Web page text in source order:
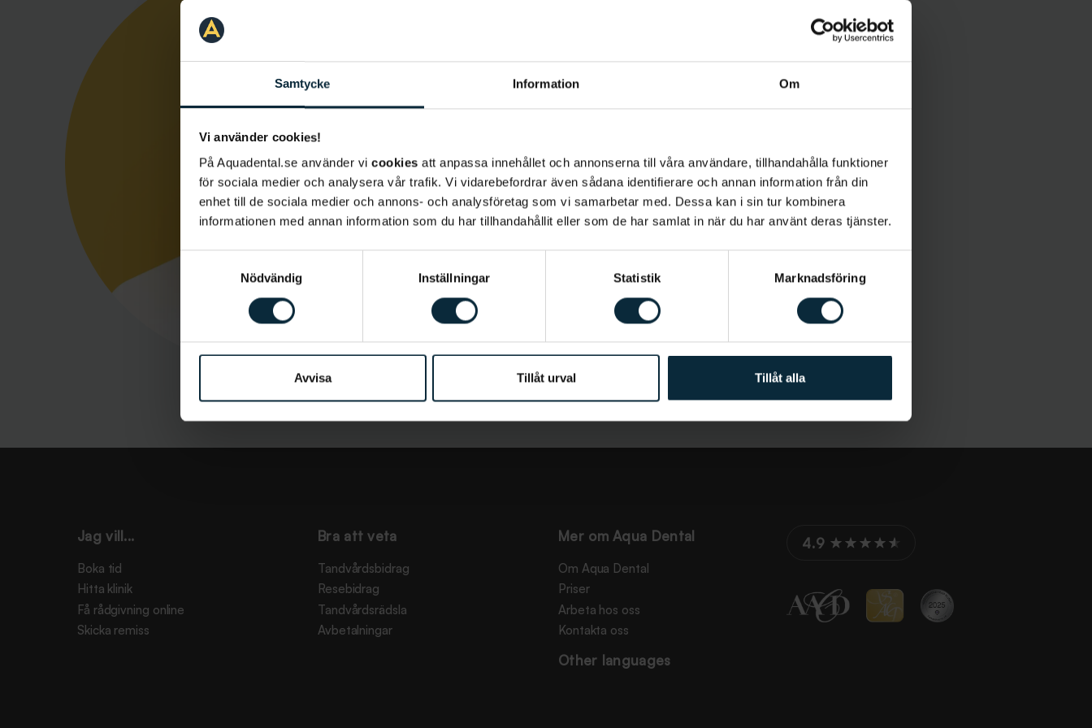
Samtycke Information Om
Vi använder cookies!
På Aquadental.se använder vi cookies att anpassa innehållet och annonserna till våra användare, tillhandahålla funktioner
för sociala medier och analysera vår trafik. Vi vidarebefordrar även sådana identifierare och annan information från din
enhet till de sociala medier och annons- och analysföretag som vi samarbetar med. Dessa kan i sin tur kombinera
informationen med annan information som du har tillhandahållit eller som de har samlat in när du har använt deras tjänster.
Samtyckesval
Nödvändig
Inställningar Statistik Marknadsföring
Avvisa Tillåt urval Tillåt alla
Jag vill...
Boka tid
Hitta klinik
Få rådgivning online
Skicka remiss
Bra att veta
Tandvårdsbidrag
Resebidrag
Tandvårdsrädsla
Avbetalningar
Mer om Aqua Dental
Om Aqua Dental
Priser
Arbeta hos oss
Kontakta oss
Other languages
4.9